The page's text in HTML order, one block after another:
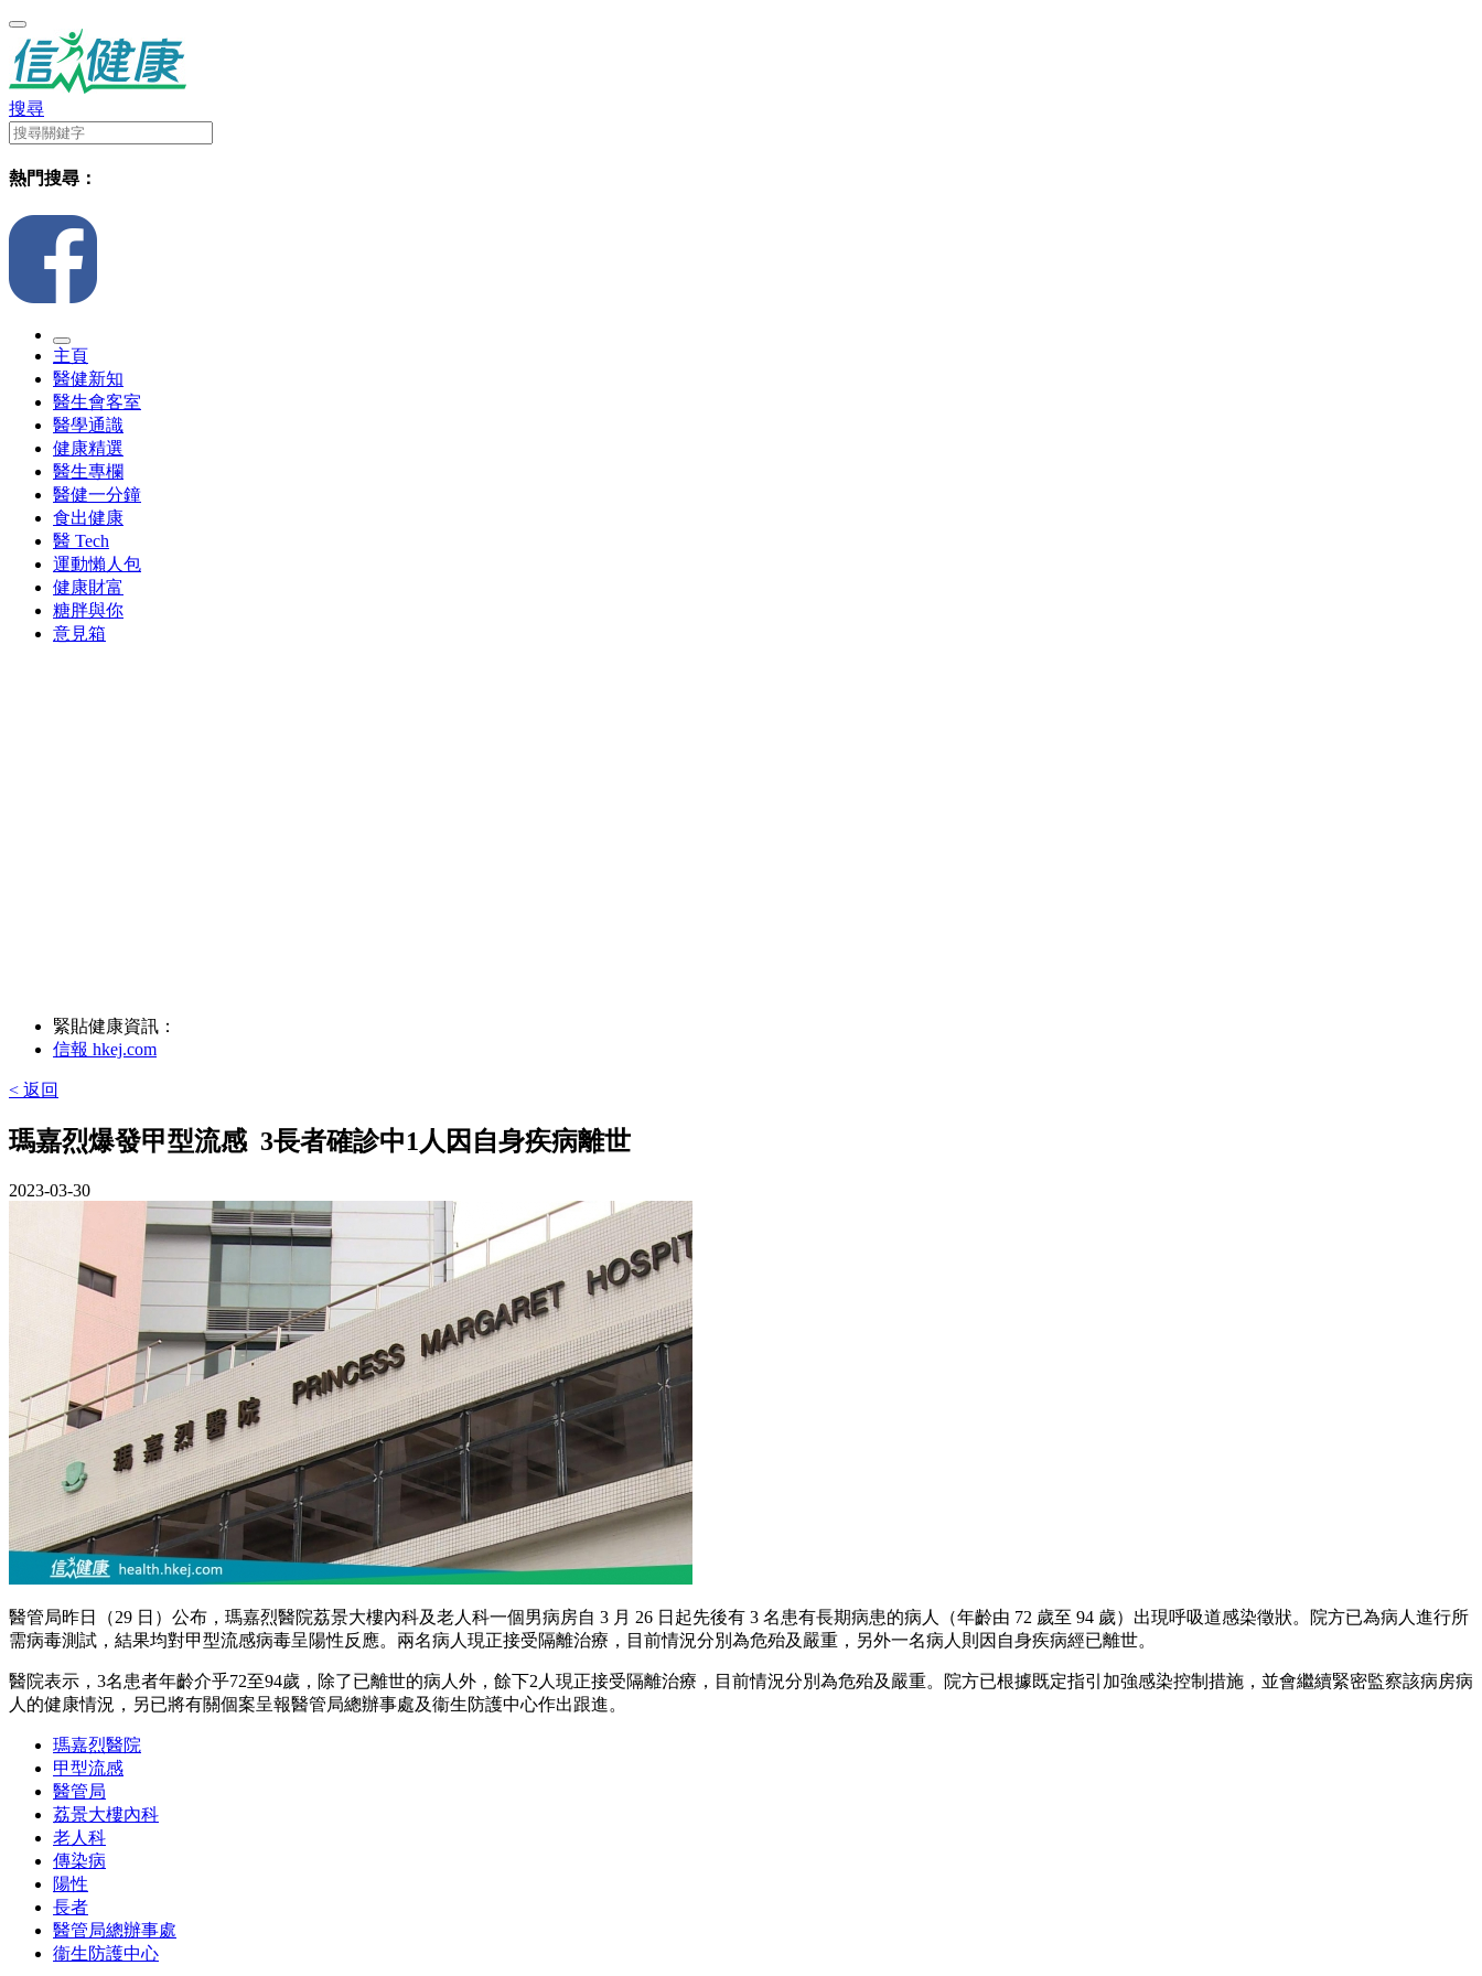
搜尋
熱門搜尋：
主頁
醫健新知
醫生會客室
醫學通識
健康精選
醫生專欄
醫健一分鐘
食出健康
醫 Tech
運動懶人包
健康財富
糖胖與你
意見箱
緊貼健康資訊：
信報 hkej.com
< 返回
瑪嘉烈爆發甲型流感 3長者確診中1人因自身疾病離世
2023-03-30
醫管局昨日（29 日）公布，瑪嘉烈醫院荔景大樓內科及老人科一個男病房自 3 月 26 日起先後有 3 名患有長期病患的病人（年齡由 72 歲至 94 歲）出現呼吸道感染徵狀。院方已為病人進行所
需病毒測試，結果均對甲型流感病毒呈陽性反應。兩名病人現正接受隔離治療，目前情況分別為危殆及嚴重，另外一名病人則因自身疾病經已離世。
醫院表示，3名患者年齡介乎72至94歲，除了已離世的病人外，餘下2人現正接受隔離治療，目前情況分別為危殆及嚴重。院方已根據既定指引加強感染控制措施，並會繼續緊密監察該病房病
人的健康情況，另已將有關個案呈報醫管局總辦事處及衞生防護中心作出跟進。
瑪嘉烈醫院
甲型流感
醫管局
荔景大樓內科
老人科
傳染病
陽性
長者
醫管局總辦事處
衞生防護中心